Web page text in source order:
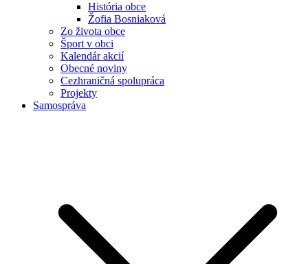
História obce
Žofia Bosniaková
Zo života obce
Šport v obci
Kalendár akcií
Obecné noviny
Cezhraničná spolupráca
Projekty
Samospráva